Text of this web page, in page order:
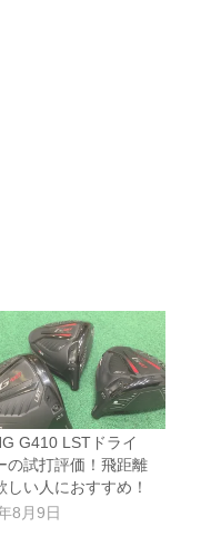
G410 LSTドライ
の試打評価！飛距離
しい人におすすめ！
8月9日